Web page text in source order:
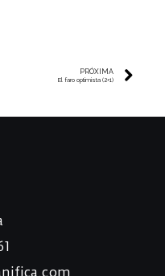
PRÓXIMA
El faro optimista (2+1)